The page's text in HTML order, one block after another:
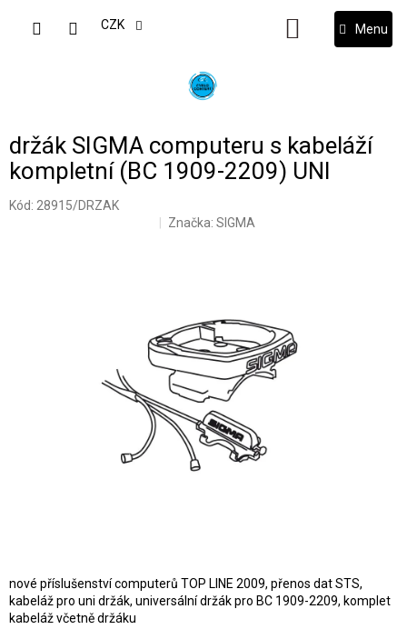
CZK
NÁKUPNÍ
KOŠÍK
držák SIGMA computeru s kabeláží
kompletní (BC 1909-2209) UNI
Kód: 28915/DRZAK
Značka: SIGMA
nové příslušenství computerů TOP LINE 2009, přenos dat STS,
kabeláž pro uni držák, universální držák pro BC 1909-2209, komplet
kabeláž včetně držáku